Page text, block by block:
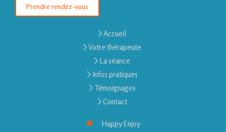
Prendre rendez-vous
Accueil
Votre thérapeute
La séance
Infos pratiques
Témoignages
Contact
Happy Enjoy